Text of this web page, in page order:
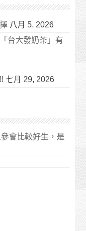
八月 5, 2026
台大發奶茶」有
七月 29, 2026
會比較好生，是